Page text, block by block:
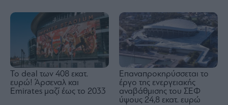
To deal των 408 εκατ.
ευρώ! Άρσεναλ και
Emirates μαζί έως το 2033
Επαναπροκηρύσσεται το
έργο της ενεργειακής
αναβάθμισης του ΣΕΦ
ύψους 24,8 εκατ. ευρώ